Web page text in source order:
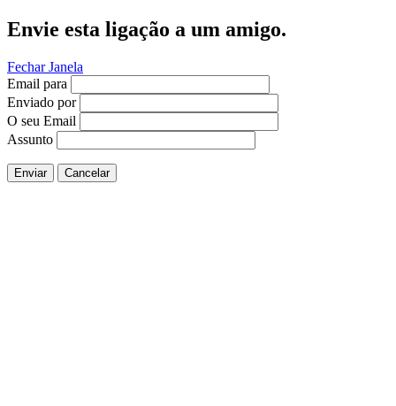
Envie esta ligação a um amigo.
Fechar Janela
Email para
Enviado por
O seu Email
Assunto
Enviar Cancelar